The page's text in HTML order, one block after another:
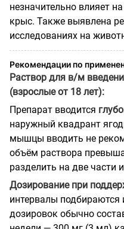
незначительно влияет
крыс. Также выявлена
исследованиях на
Рекомендации по
Раствор для в/м
(взрослые от 18 лет):
Препарат вводится
наружный квадрант
мышцы вводить не
объём раствора
разделить на две части
Дозирование при
интервалы
дозировок обычно